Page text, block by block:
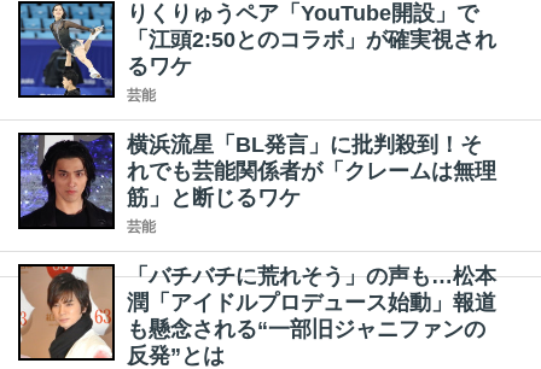
りくりゅうペア「YouTube開設」で
「江頭2:50とのコラボ」が確実視され
るワケ
芸能
横浜流星「BL発言」に批判殺到！そ
れでも芸能関係者が「クレームは無理
筋」と断じるワケ
芸能
「バチバチに荒れそう」の声も…松本
潤「アイドルプロデュース始動」報道
も懸念される“一部旧ジャニファンの
反発”とは